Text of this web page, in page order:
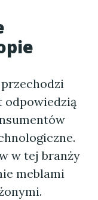
odpowiedzią
w tej branży
meblami